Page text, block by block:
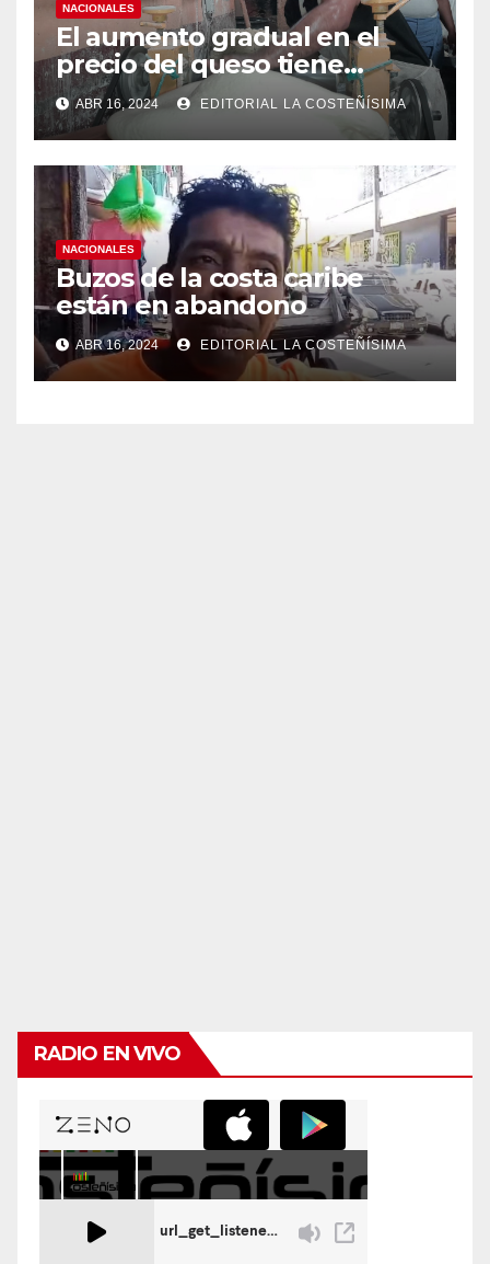
NACIONALES
El aumento gradual en el
precio del queso tiene
efectos a las Panaderias
ABR 16, 2024 EDITORIAL LA COSTEÑÍSIMA
NACIONALES
Buzos de la costa caribe
están en abandono
ABR 16, 2024 EDITORIAL LA COSTEÑÍSIMA
RADIO EN VIVO